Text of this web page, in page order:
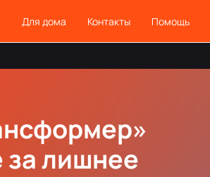
Для дома Контакты Помощь
за лишнее